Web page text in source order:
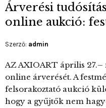
Árverési
online aukció:
Szerző: admin
AZ AXIOART április 27.–
online árverését. A
felsorakoztató aukció
hogy a gyűjtők nem